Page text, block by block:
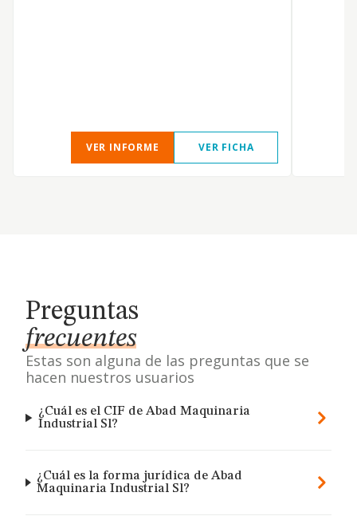
VER INFORME VER FICHA
Preguntas
frecuentes
Estas son alguna de las preguntas que se
hacen nuestros usuarios
¿Cuál es el CIF de Abad Maquinaria
Industrial Sl?
¿Cuál es la forma jurídica de Abad
Maquinaria Industrial Sl?